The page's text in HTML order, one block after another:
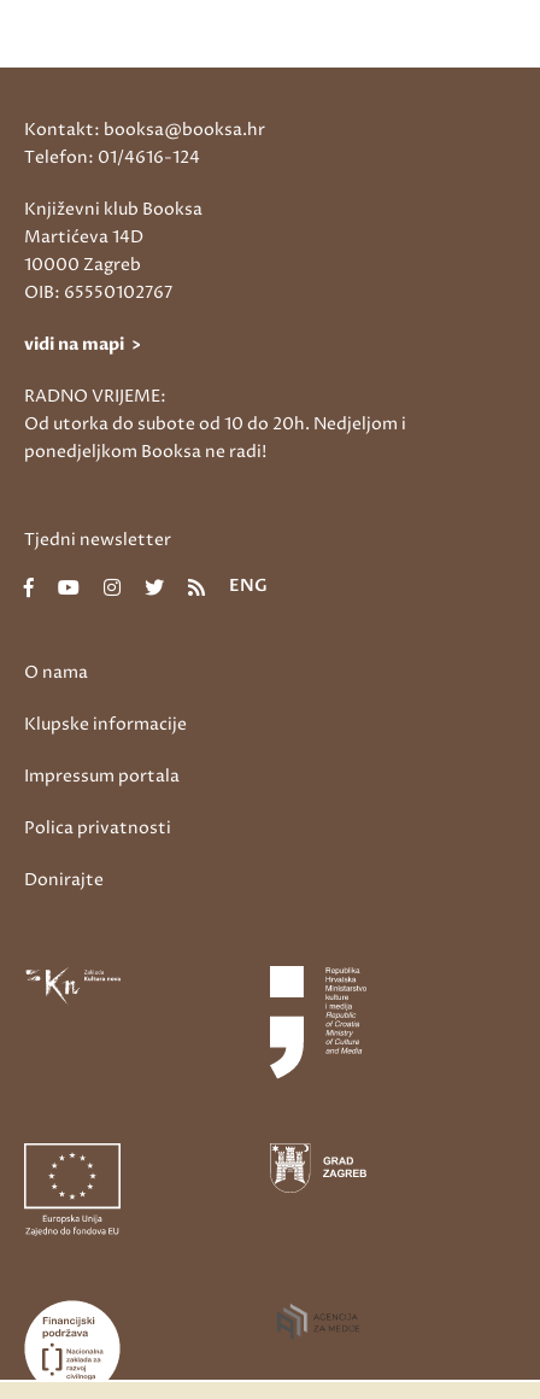
O nama
Klupske informacije
Impressum portala
Polica privatnosti
Donirajte
Kontakt: booksa@booksa.hr
Telefon: 01/4616-124
Književni klub Booksa
Martićeva 14D
10000 Zagreb
OIB: 65550102767
vidi na mapi >
RADNO VRIJEME:
Od utorka do subote od 10 do 20h. Nedjeljom i
ponedjeljkom Booksa ne radi!
Tjedni newsletter
ENG